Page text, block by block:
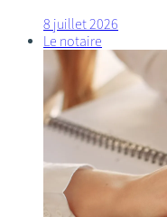
8 juillet 2026
Le notaire